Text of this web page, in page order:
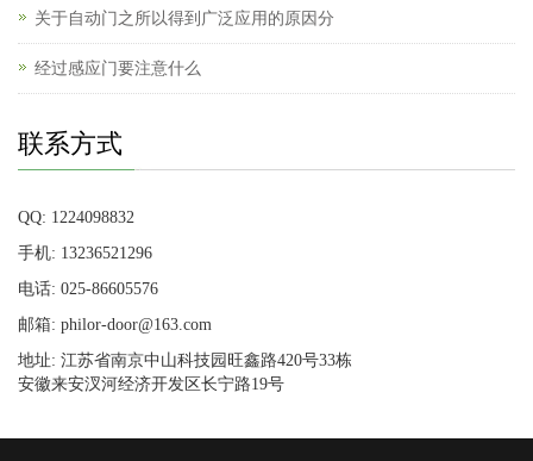
关于自动门之所以得到广泛应用的原因分
经过感应门要注意什么
联系方式
QQ: 1224098832
手机: 13236521296
电话: 025-86605576
邮箱: philor-door@163.com
地址: 江苏省南京中山科技园旺鑫路420号33栋
安徽来安汊河经济开发区长宁路19号